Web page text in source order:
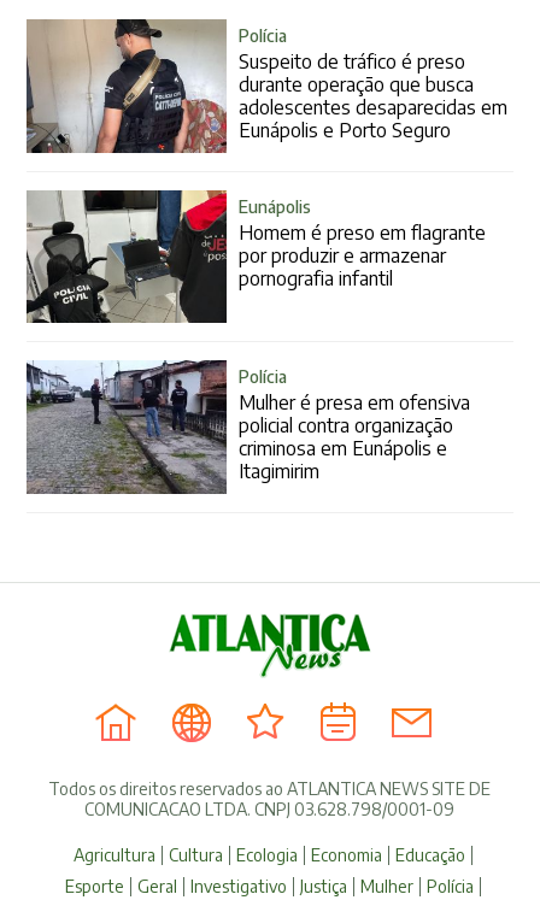
Polícia
Suspeito de tráfico é preso
durante operação que busca
adolescentes desaparecidas em
Eunápolis e Porto Seguro
Eunápolis
Homem é preso em flagrante
por produzir e armazenar
pornografia infantil
Polícia
Mulher é presa em ofensiva
policial contra organização
criminosa em Eunápolis e
Itagimirim
Todos os direitos reservados ao ATLANTICA NEWS SITE DE
COMUNICACAO LTDA. CNPJ 03.628.798/0001-09
Agricultura Cultura Ecologia Economia
Educação
Esporte
Geral Investigativo Justiça Mulher Polícia